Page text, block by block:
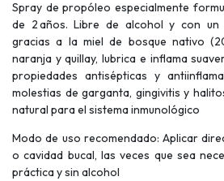
Spray de propóleo especialmente
de 2 años. Libre de alcohol y con un
gracias a la miel de bosque nativo
naranja y quillay, lubrica e inflama
propiedades antisépticas y
molestias de garganta, gingivitis y
natural para el sistema inmunológico
Modo de uso recomendado: Aplicar
o cavidad bucal, las veces que sea
práctica y sin alcohol